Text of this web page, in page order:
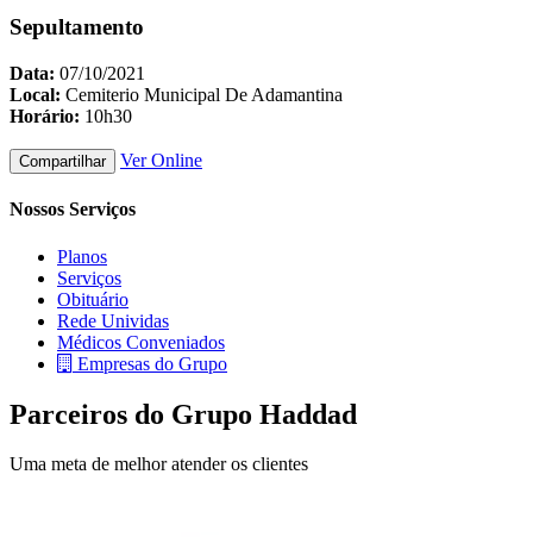
Sepultamento
Data: 07/10/2021
Local: Cemiterio Municipal De Adamantina
Horário: 10h30
Compartilhar Ver Online
Nossos Serviços
Planos
Serviços
Obituário
Rede Unividas
Médicos Conveniados
Empresas do Grupo
Parceiros do Grupo Haddad
Uma meta de melhor atender os clientes